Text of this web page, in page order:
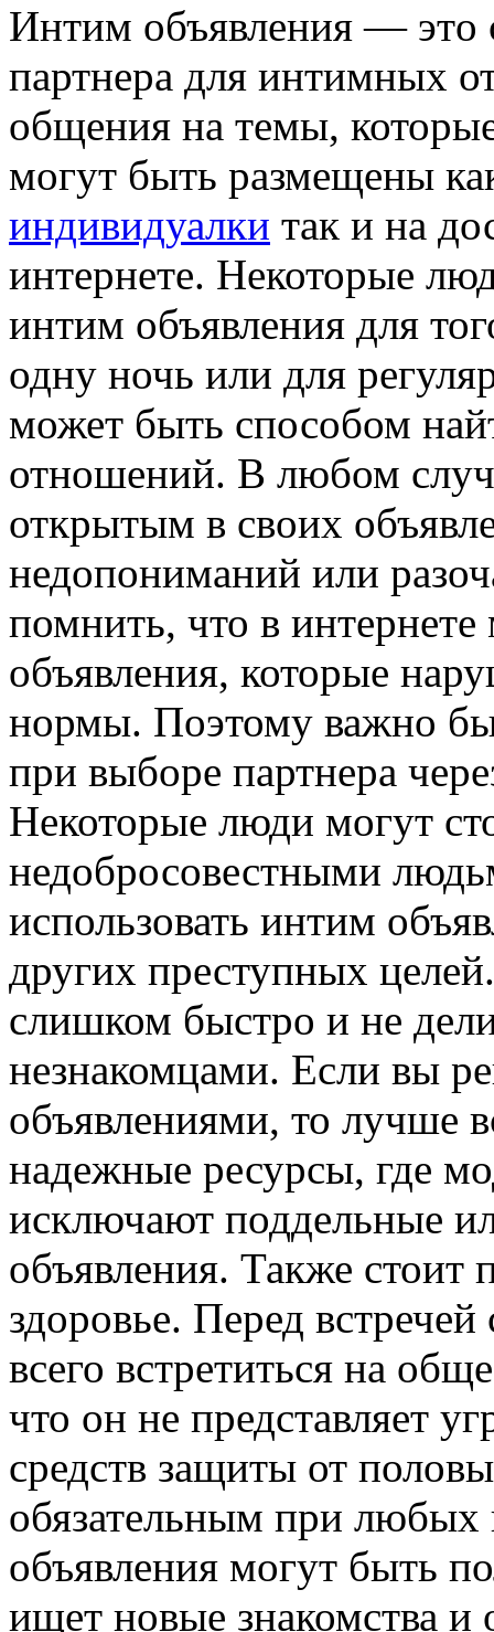
Интим oбъявлeния — этo
партнера для интимных
общения на темы,
могут быть размещены
индивидуалки так и на
интернете. Некоторые
интим объявления для
одну ночь или для
может быть способом
отношений. В любом
открытым в своих
недопониманий или
помнить, что в
объявления, которые
нормы. Поэтому важно
при выборе партнера
Некоторые люди могут
недобросовестными
использовать интим
других преступных
слишком быстро и не
незнакомцами. Если вы
объявлениями, то лучше
надежные ресурсы, где
исключают поддельные
объявления. Также стоит
здоровье. Перед
всего встретиться на
что он не представляет
средств защиты от
обязательным при
объявления могут быть
ищет новые знакомства